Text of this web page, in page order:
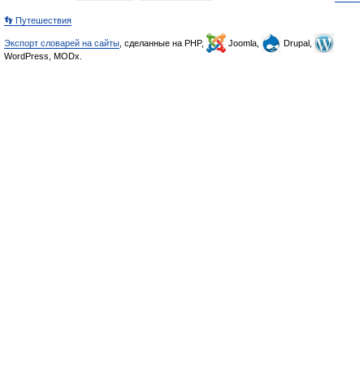
👣 Путешествия
Экспорт словарей на сайты , сделанные на PHP, Joomla,
Drupal,
WordPress, MODx.